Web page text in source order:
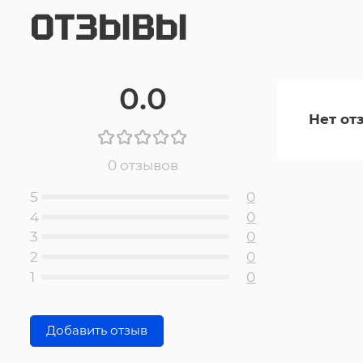
ОТЗЫВЫ
0.0
0 отзывов
5
0
4
0
3
0
2
0
1
0
Добавить отзыв
Нет